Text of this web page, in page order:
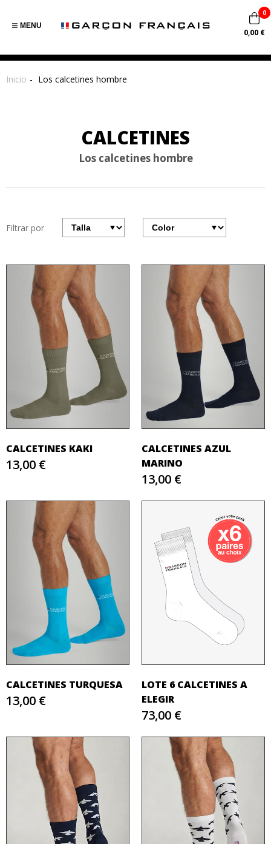
MENU
0
0,00 €
Inicio Los calcetines hombre
CALCETINES
Los calcetines hombre
Filtrar por
Filtrar
Filter
CALCETINES KAKI
13,00 €
CALCETINES AZUL
MARINO
13,00 €
CALCETINES TURQUESA
13,00 €
LOTE 6 CALCETINES A
ELEGIR
73,00 €